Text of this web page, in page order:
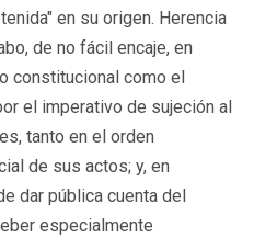
en su origen. Herencia
de no fácil encaje, en
constitucional como el
el imperativo de sujeción al
tanto en el orden
de sus actos; y, en
dar pública cuenta del
especialmente